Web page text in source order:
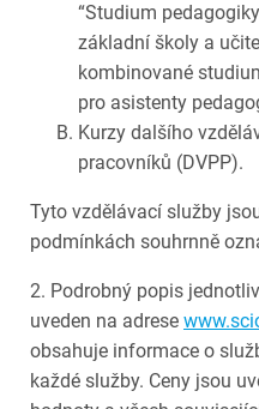
“Studium
základní školy a
kombinované
pro asistenty
Kurzy dalšího
pracovníků (DVPP).
Tyto vzdělávací služby
podmínkách souhrnně
2. Podrobný popis
uveden na adrese
obsahuje informace o
každé služby. Ceny jsou